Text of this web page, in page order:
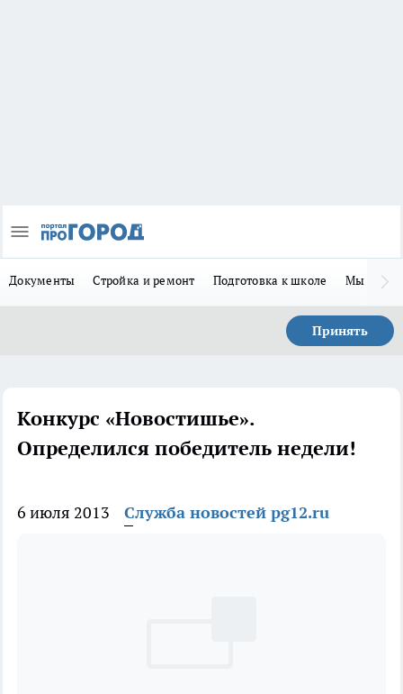
Документы Стройка и ремонт Подготовка к школе Мы в MAX
Принять
Конкурс «Новостишье».
Определился победитель недели!
6 июля 2013 Служба новостей pg12.ru